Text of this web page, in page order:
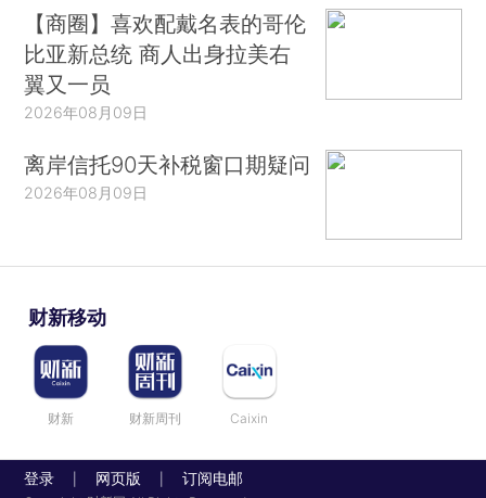
【商圈】喜欢配戴名表的哥伦
比亚新总统 商人出身拉美右
翼又一员
2026年08月09日
离岸信托90天补税窗口期疑问
2026年08月09日
财新移动
财新 财新周刊 Caixin
登录 网页版 订阅电邮